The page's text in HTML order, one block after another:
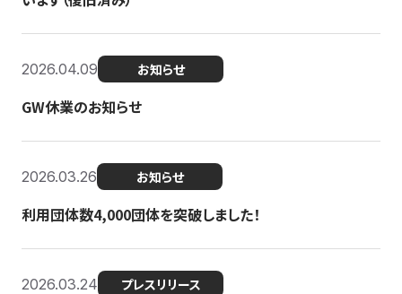
2026.04.09 お知らせ
GW休業のお知らせ
2026.03.26 お知らせ
利用団体数4,000団体を突破しました！
2026.03.24 プレスリリース